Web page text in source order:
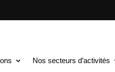
Nos secteurs d’activités